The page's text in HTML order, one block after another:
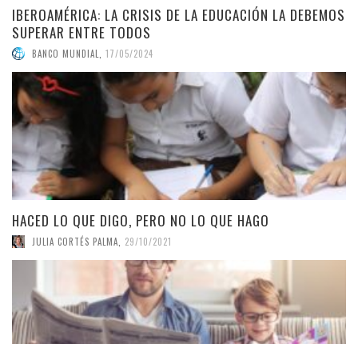
IBEROAMÉRICA: LA CRISIS DE LA EDUCACIÓN LA DEBEMOS
SUPERAR ENTRE TODOS
BANCO MUNDIAL 17/05/2024
HACED LO QUE DIGO, PERO NO LO QUE HAGO
JULIA CORTÉS PALMA 29/10/2021